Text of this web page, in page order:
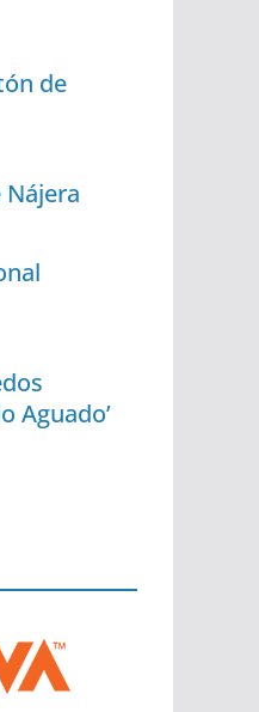
de
Nájera
Aguado’